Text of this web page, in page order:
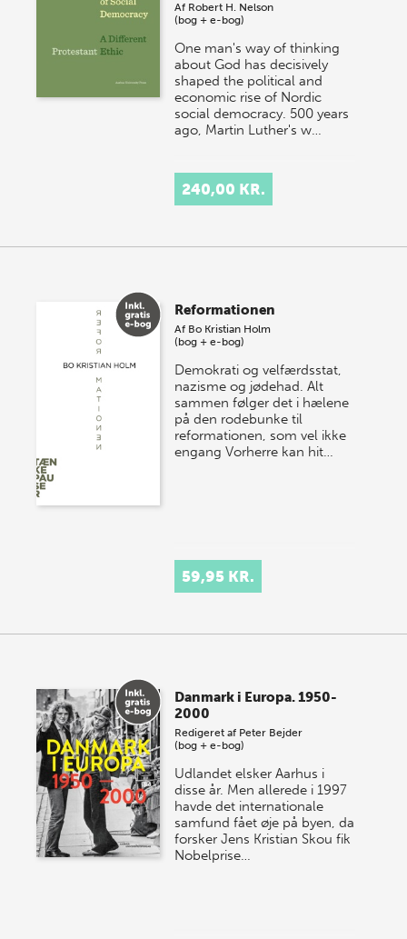
Af Robert H. Nelson
(bog + e-bog)
One man's way of thinking
about God has decisively
shaped the political and
economic rise of Nordic
social democracy. 500 years
ago, Martin Luther's w…
240,00 KR.
Reformationen
Af Bo Kristian Holm
(bog + e-bog)
Demokrati og velfærdsstat,
nazisme og jødehad. Alt
sammen følger det i hælene
på den rodebunke til
reformationen, som vel ikke
engang Vorherre kan hit…
59,95 KR.
Danmark i Europa. 1950-
2000
Redigeret af Peter Bejder
(bog + e-bog)
Udlandet elsker Aarhus i
disse år. Men allerede i 1997
havde det internationale
samfund fået øje på byen, da
forsker Jens Kristian Skou fik
Nobelprise…